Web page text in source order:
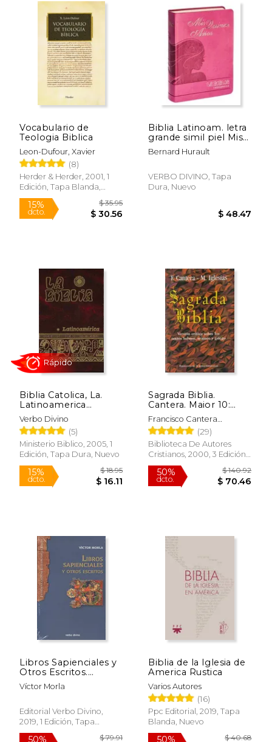
50%
dcto.
50%
dcto.
Vocabulario de
Teologia Biblica
Leon-Dufour, Xavier
(8)
Herder & Herder, 2001, 1
Edición, Tapa Blanda,
Nuevo
15%
dcto. $ 30.56
Biblia Latinoam. letra
grande simil piel Mis
15 años
Bernard Hurault
VERBO DIVINO, Tapa
Dura, Nuevo
Biblia Catolica, La.
Latinoamerica
(Bolsillo Tapa Dura)
Verbo Divino
(5)
Ministerio Biblico, 2005, 1
Edición, Tapa Dura, Nuevo
15%
Sagrada Biblia.
Cantera. Maior 10:
Versión Crítica Sobre
los Textos Hebreo,
Arameo y Griego
Francisco Cantera
Burgos,Manuel Iglesias
Gonzalez
(29)
Biblioteca De Autores
Cristianos, 2000, 3 Edición,
Tapa Dura, Nuevo
50%
Libros Sapienciales y
Otros Escritos.
(Introducción al
Estudio de la Biblia)
Víctor Morla
Editorial Verbo Divino,
2019, 1 Edición, Tapa
Blanda, Nuevo
Biblia de la Iglesia de
America Rustica
Varios Autores
(16)
Ppc Editorial, 2019, Tapa
Blanda, Nuevo